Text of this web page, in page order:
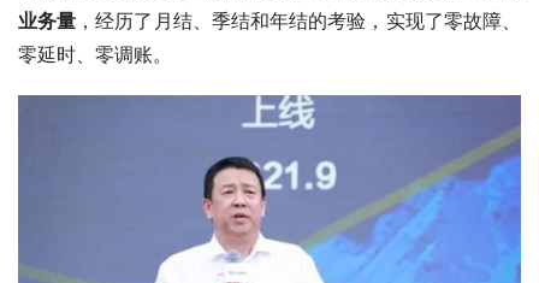
业务量 ，经历了月结、季结和年结的考验，实现了零故障、
零延时、零调账。